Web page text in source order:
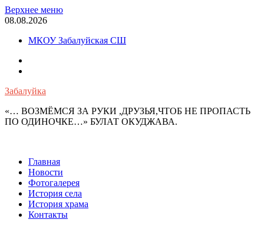
Перейти
к
Верхнее меню
08.08.2026
МКОУ Забалуйская СШ
Забалуйка
«… ВОЗМЁМСЯ ЗА РУКИ ,ДРУЗЬЯ,ЧТОБ НЕ ПРОПАСТЬ
ПО ОДИНОЧКЕ…» БУЛАТ ОКУДЖАВА.
Главная
Новости
Фотогалерея
История села
История храма
Контакты